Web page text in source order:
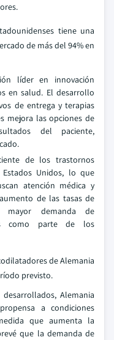
tiene una
de más del 94% en
líder en innovación
en salud. El desarrollo
de entrega y terapias
mejora las opciones de
del paciente,
de los trastornos
Unidos, lo que
atención médica y
de las tasas de
demanda de
como parte de los
de Alemania
previsto.
Alemania
a condiciones
que aumenta la
que la demanda de